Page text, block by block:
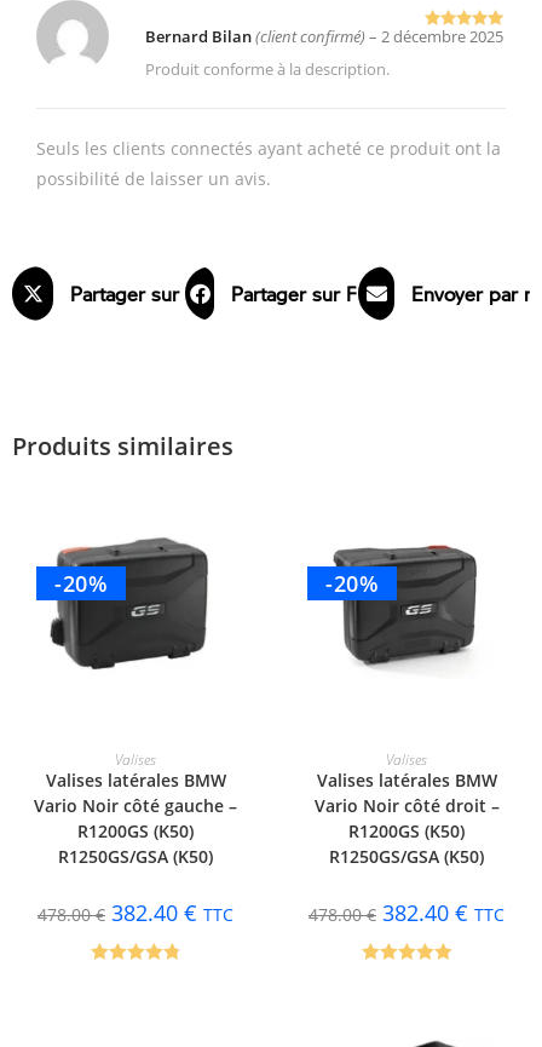
Note5 sur
Bernard Bilan(client confirmé) – 2 décembre 2025
Produit conforme à la description.
Seuls les clients connectés ayant acheté ce produit ont la
possibilité de laisser un avis.
Partager sur X Partager sur FacebookEnvoyer par
Produits similaires
-20%
AJOUTER AU PANIER
Valises
Valises latérales BMW
Vario Noir côté gauche –
R1200GS (K50)
R1250GS/GSA (K50)
478.00€ 382.40 € TTC
-20%
AJOUTER AU PANIER
Valises
Valises latérales BMW
Vario Noir côté droit –
R1200GS (K50)
R1250GS/GSA (K50)
478.00€ 382.40 € TTC